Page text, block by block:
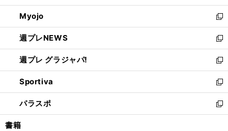
開
く
ウ
で
開
く
ン
ド
ウ
で
開
く
ウ
ィ
ン
ド
ウ
で
開
く
Myojo
新
し
い
ウ
ィ
ン
ド
ウ
で
開
週プレNEWS
新
し
い
ウ
ィ
ン
ド
ウ
週プレ グラジャパ!
新
し
い
ウ
ィ
ン
Sportiva
新
し
い
ウ
パラスポ
新
し
書籍